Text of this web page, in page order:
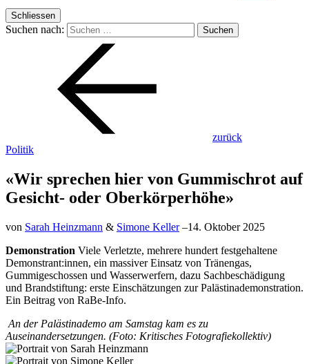
Schliessen
Suchen nach:
zurück
Politik
«Wir sprechen hier von Gummischrot auf
Gesicht- oder Oberkörperhöhe»
von Sarah Heinzmann & Simone Keller –14. Oktober 2025
Demonstration Viele Verletzte, mehrere hundert festgehaltene
Demonstrant:innen, ein massiver Einsatz von Tränengas,
Gummigeschossen und Wasserwerfern, dazu Sachbeschädigung
und Brandstiftung: erste Einschätzungen zur Palästinademonstration.
Ein Beitrag von RaBe-Info.
An der Palästinademo am Samstag kam es zu
Auseinandersetzungen. (Foto: Kritisches Fotografiekollektiv)